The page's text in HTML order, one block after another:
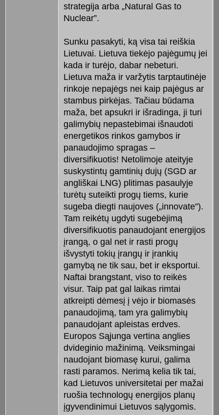
strategija arba „Natural Gas to
Nuclear”.
Sunku pasakyti, ką visa tai reiškia
Lietuvai. Lietuva tiekėjo pajėgumų jei
kada ir turėjo, dabar nebeturi.
Lietuva maža ir varžytis tarptautinėje
rinkoje nepajėgs nei kaip pajėgus ar
stambus pirkėjas. Tačiau būdama
maža, bet apsukri ir išradinga, ji turi
galimybių nepastebimai išnaudoti
energetikos rinkos gamybos ir
panaudojimo spragas –
diversifikuotis! Netolimoje ateityje
suskystintų gamtinių dujų (SGD ar
angliškai LNG) plitimas pasaulyje
turėtų suteikti progų tiems, kurie
sugeba diegti naujoves („innovate”).
Tam reikėtų ugdyti sugebėjimą
diversifikuotis panaudojant energijos
įrangą, o gal net ir rasti progų
išvystyti tokių įrangų ir įrankių
gamybą ne tik sau, bet ir eksportui.
Naftai brangstant, viso to reikės
visur. Taip pat gal laikas rimtai
atkreipti dėmesį į vėjo ir biomasės
panaudojimą, tam yra galimybių
panaudojant apleistas erdves.
Europos Sąjunga vertina anglies
dvideginio mažinimą. Veiksmingai
naudojant biomasę kurui, galima
rasti paramos. Nerimą kelia tik tai,
kad Lietuvos universitetai per mažai
ruošia technologų energijos planų
įgyvendinimui Lietuvos sąlygomis.